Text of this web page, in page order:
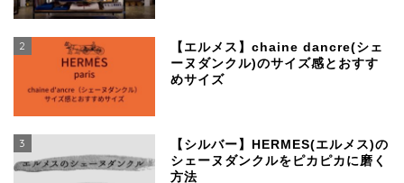
2
【エルメス】chaine dancre(シェ
ーヌダンクル)のサイズ感とおすす
めサイズ
3
【シルバー】HERMES(エルメス)の
シェーヌダンクルをピカピカに磨く
方法